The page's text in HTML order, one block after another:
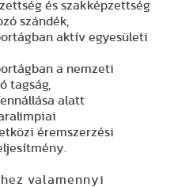
és szakképzettség
szándék,
aktív egyesületi
a nemzeti
tagság,
alatt
éremszerzési
valamennyi